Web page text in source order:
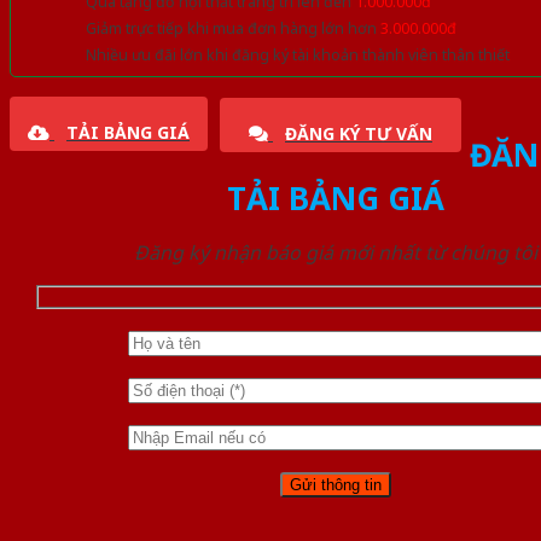
Giảm trực tiếp khi mua đơn hàng lớn hơn 3.000.000đ
Nhiều ưu đãi lớn khi đăng ký tài khoản thành viên thân thiết
TẢI BẢNG GIÁ ĐĂNG KÝ TƯ VẤN
TẢI BẢNG GIÁ
Đăng ký nhận báo giá mới nhất từ chúng tôi